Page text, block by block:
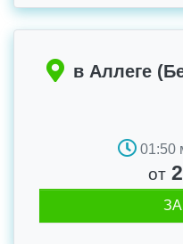
в Аллеге
01:50
от